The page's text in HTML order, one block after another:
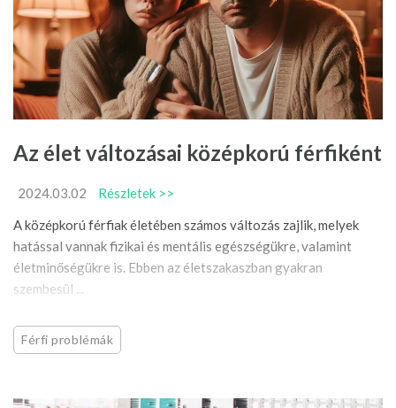
Az élet változásai középkorú férfiként
2024.03.02
Részletek >>
A középkorú férfiak életében számos változás zajlik, melyek
hatással vannak fizikai és mentális egészségükre, valamint
életminőségükre is. Ebben az életszakaszban gyakran
szembesül ...
Férfi problémák